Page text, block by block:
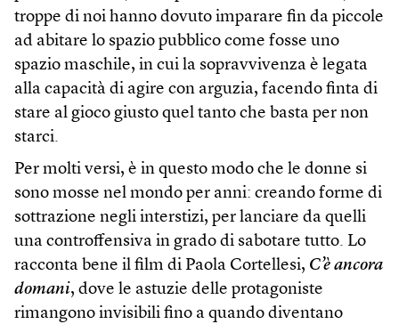
troppe di noi hanno dovuto imparare fin da piccole
ad abitare lo spazio pubblico come fosse uno
spazio maschile, in cui la sopravvivenza è legata
alla capacità di agire con arguzia, facendo finta di
stare al gioco giusto quel tanto che basta per non
starci.
Per molti versi, è in questo modo che le donne si
sono mosse nel mondo per anni: creando forme di
sottrazione negli interstizi, per lanciare da quelli
una controffensiva in grado di sabotare tutto. Lo
racconta bene il film di Paola Cortellesi, C’è ancora
domani, dove le astuzie delle protagoniste
rimangono invisibili fino a quando diventano